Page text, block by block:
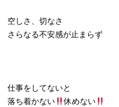
空しさ、切なさ
さらなる不安感が止まらず
仕事をしてないと
落ち着かない
休めない